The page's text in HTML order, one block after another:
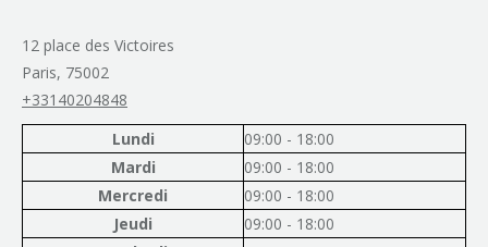
12 place des Victoires
Paris, 75002
+33140204848
Lundi
09:00 - 18:00
Mardi
09:00 - 18:00
Mercredi
09:00 - 18:00
Jeudi
09:00 - 18:00